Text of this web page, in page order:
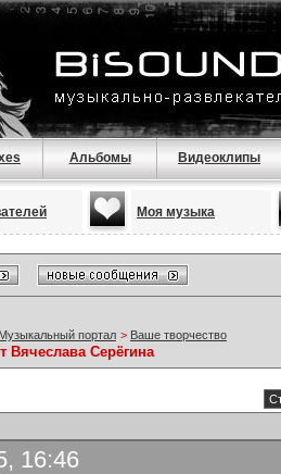
Альбомы Видеоклипы
Моя музыка
портал > Ваше творчество
Вячеслава Серёгина
16:46